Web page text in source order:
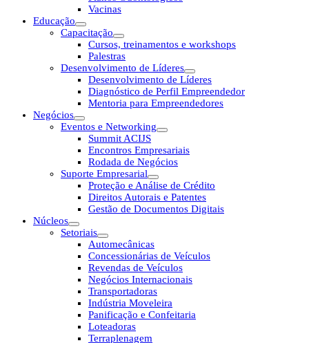
Vacinas
Educação
Capacitação
Cursos, treinamentos e workshops
Palestras
Desenvolvimento de Líderes
Desenvolvimento de Líderes
Diagnóstico de Perfil Empreendedor
Mentoria para Empreendedores
Negócios
Eventos e Networking
Summit ACIJS
Encontros Empresariais
Rodada de Negócios
Suporte Empresarial
Proteção e Análise de Crédito
Direitos Autorais e Patentes
Gestão de Documentos Digitais
Núcleos
Setoriais
Automecânicas
Concessionárias de Veículos
Revendas de Veículos
Negócios Internacionais
Transportadoras
Indústria Moveleira
Panificação e Confeitaria
Loteadoras
Terraplenagem